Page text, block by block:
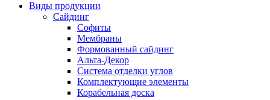
Виды продукции
Сайдинг
Софиты
Мембраны
Формованный сайдинг
Альта-Декор
Система отделки углов
Комплектующие элементы
Корабельная доска